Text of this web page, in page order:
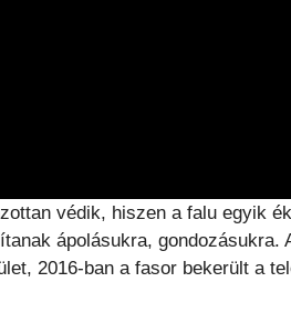
védik, hiszen a falu egyik
ápolásukra, gondozásukra.
2016-ban a fasor bekerült a